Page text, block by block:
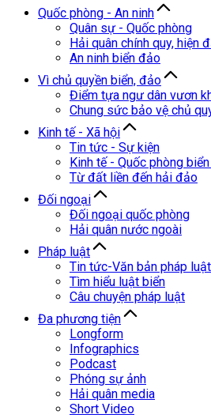
Quốc phòng - An ninh
Quân sự - Quốc phòng
Hải quân chính quy, hiện
An ninh biển đảo
Vì chủ quyền biển, đảo
Điểm tựa ngư dân vươn
Chung sức bảo vệ chủ
Kinh tế - Xã hội
Tin tức - Sự kiện
Kinh tế - Quốc phòng
Từ đất liền đến hải đảo
Đối ngoại
Đối ngoại quốc phòng
Hải quân nước ngoài
Pháp luật
Tin tức-Văn bản pháp luật
Tìm hiểu luật biển
Câu chuyện pháp luật
Đa phương tiện
Longform
Infographics
Podcast
Phóng sự ảnh
Hải quân media
Short Video